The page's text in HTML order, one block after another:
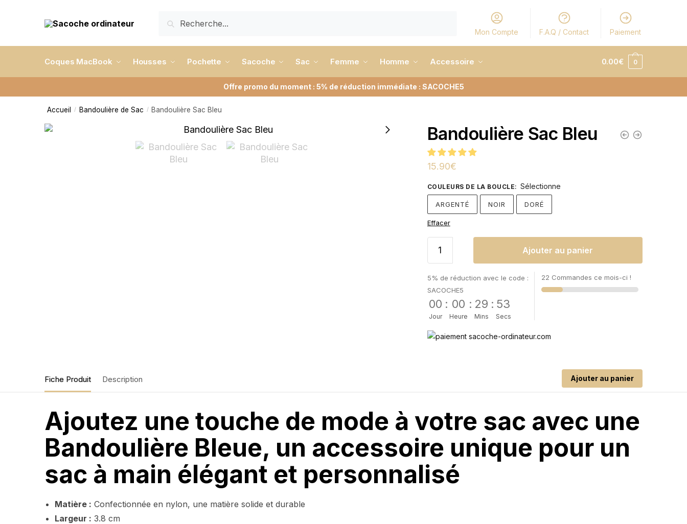
Mon Compte F.A.Q / Contact Paiement
Coques MacBook Housses Pochette Sacoche Sac Femme Homme Accessoire 0.00€ 0
Offre promo du moment : 5% de réduction immédiate : SACOCHE5
Accueil / Bandoulière de Sac / Bandoulière Sac Bleu
Bandoulière Sac Bleu
15.90€
COULEURS DE LA BOUCLE: Sélectionne
ARGENTÉ NOIR DORÉ
Effacer
Ajouter au panier
5% de réduction avec le code :
SACOCHE5
00
Jour
: 00
Heure
: 29
Mins
: 52
Secs
22 Commandes ce mois-ci !
Fiche Produit Description Ajouter au panier
Ajoutez une touche de mode à votre sac avec une
Bandoulière Bleue, un accessoire unique pour un
sac à main élégant et personnalisé
Matière : Confectionnée en nylon, une matière solide et durable
Largeur : 3.8 cm